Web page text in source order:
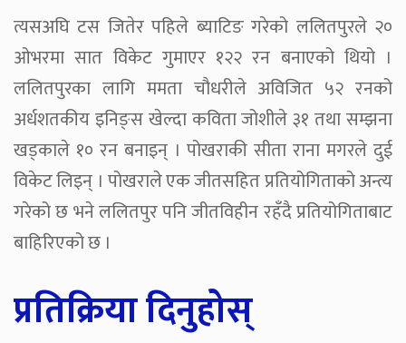
त्यसअघि टस जितेर पहिले ब्याटिङ गरेको ललितपुरले २०
ओभरमा सात विकेट गुमाएर १२२ रन बनाएको थियो ।
ललितपुरका लागि ममता चौधरीले अविजित ५२ रनको
अर्धशतकीय इनिङ्स खेल्दा कविता जोशीले ३१ तथा सम्झना
खड्काले १० रन बनाइन् । पोखराकी सीता राना मगरले दुई
विकेट लिइन् । पोखराले एक जीतसहित प्रतियोगिताको अन्त्य
गरेको छ भने ललितपुर पनि जीतविहीन रहँदै प्रतियोगिताबाट
बाहिरिएको छ ।
प्रतिक्रिया दिनुहोस्